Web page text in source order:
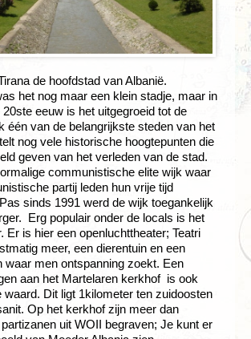
de hoofdstad van Albanië.
het nog maar een klein stadje, maar in
eeuw is het uitgegroeid tot de
één van de belangrijkste steden van het
nog vele historische hoogtepunten die
geven van het verleden van de stad.
communistische elite wijk waar
partij leden hun vrije tijd
sinds 1991 werd de wijk toegankelijk
Erg populair onder de locals is het
Er is hier een openluchttheater; Teatri
meer, een dierentuin en een
waar men ontspanning zoekt. Een
aan het Martelaren kerkhof is ook
waard. Dit ligt 1kilometer ten zuidoosten
Op het kerkhof zijn meer dan
uit WOII begraven; Je kunt er